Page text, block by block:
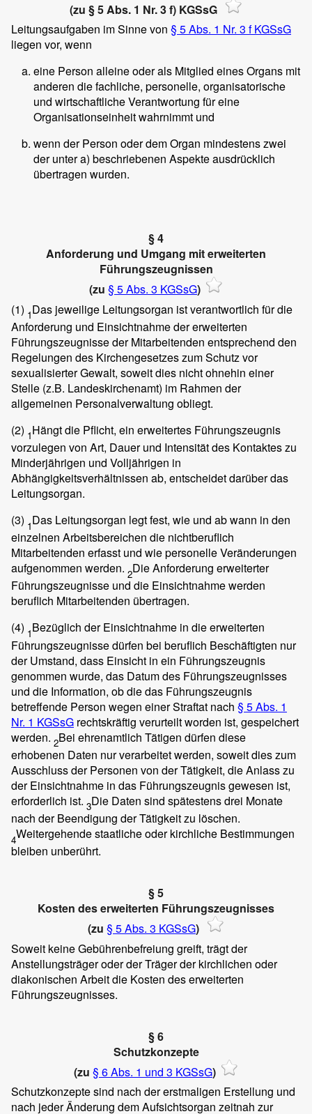
(zu § 5 Abs. 1 Nr. 3 f) KGSsG
Leitungsaufgaben im Sinne von § 5 Abs. 1 Nr. 3 f KGSsG
liegen vor, wenn
eine Person alleine oder als Mitglied eines Organs mit
anderen die fachliche, personelle, organisatorische
und wirtschaftliche Verantwortung für eine
Organisationseinheit wahrnimmt und
wenn der Person oder dem Organ mindestens zwei
der unter a) beschriebenen Aspekte ausdrücklich
übertragen wurden.
§ 4
Anforderung und Umgang mit erweiterten
Führungszeugnissen
(zu § 5 Abs. 3 KGSsG)
(1) 1Das jeweilige Leitungsorgan ist verantwortlich für die
Anforderung und Einsichtnahme der erweiterten
Führungszeugnisse der Mitarbeitenden entsprechend den
Regelungen des Kirchengesetzes zum Schutz vor
sexualisierter Gewalt, soweit dies nicht ohnehin einer
Stelle (z.B. Landeskirchenamt) im Rahmen der
allgemeinen Personalverwaltung obliegt.
(2) 1Hängt die Pflicht, ein erweitertes Führungszeugnis
vorzulegen von Art, Dauer und Intensität des Kontaktes zu
Minderjährigen und Volljährigen in
Abhängigkeitsverhältnissen ab, entscheidet darüber das
Leitungsorgan.
(3) 1Das Leitungsorgan legt fest, wie und ab wann in den
einzelnen Arbeitsbereichen die nichtberuflich
Mitarbeitenden erfasst und wie personelle Veränderungen
aufgenommen werden. 2Die Anforderung erweiterter
Führungszeugnisse und die Einsichtnahme werden
beruflich Mitarbeitenden übertragen.
(4) 1Bezüglich der Einsichtnahme in die erweiterten
Führungszeugnisse dürfen bei beruflich Beschäftigten nur
der Umstand, dass Einsicht in ein Führungszeugnis
genommen wurde, das Datum des Führungszeugnisses
und die Information, ob die das Führungszeugnis
betreffende Person wegen einer Straftat nach § 5 Abs. 1
Nr. 1 KGSsG rechtskräftig verurteilt worden ist, gespeichert
werden. 2Bei ehrenamtlich Tätigen dürfen diese
erhobenen Daten nur verarbeitet werden, soweit dies zum
Ausschluss der Personen von der Tätigkeit, die Anlass zu
der Einsichtnahme in das Führungszeugnis gewesen ist,
erforderlich ist. 3Die Daten sind spätestens drei Monate
nach der Beendigung der Tätigkeit zu löschen.
4Weitergehende staatliche oder kirchliche Bestimmungen
bleiben unberührt.
§ 5
Kosten des erweiterten Führungszeugnisses
(zu § 5 Abs. 3 KGSsG)
Soweit keine Gebührenbefreiung greift, trägt der
Anstellungsträger oder der Träger der kirchlichen oder
diakonischen Arbeit die Kosten des erweiterten
Führungszeugnisses.
§ 6
Schutzkonzepte
(zu § 6 Abs. 1 und 3 KGSsG)
Schutzkonzepte sind nach der erstmaligen Erstellung und
nach jeder Änderung dem Aufsichtsorgan zeitnah zur